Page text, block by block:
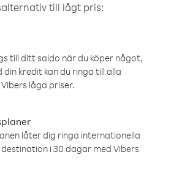
till lågt pris:
till ditt saldo när du köper något,
kredit kan du ringa till alla
låga priser.
låter dig ringa internationella
i 30 dagar med Vibers